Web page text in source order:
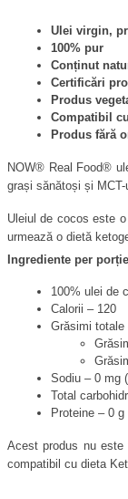
Ulei virgin,
100% pur
Conținut
Certificări
Produs
Compatibil
Produs fără
NOW® Real Food®
grași sănătoși și
Uleiul de cocos este
urmează o dietă
NOW® Ulei de
procesate sau
USDA Organic este
sintetice, organisme
Beneficiile
Sursă
Sprijin
Sprijin
Controlul
Ingrediente per
100% ulei de
Calorii – 120
Grăsimi totale
Sodiu – 0 mg
Total
Proteine – 0 g
Acest produs nu este
compatibil cu dieta